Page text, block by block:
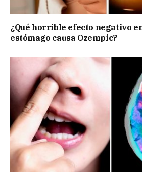
¿Qué horrible efecto negativo
estómago causa Ozempic?